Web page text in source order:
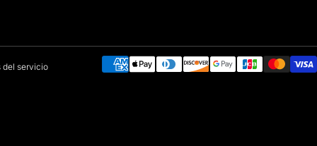
del servicio Métodos de pago